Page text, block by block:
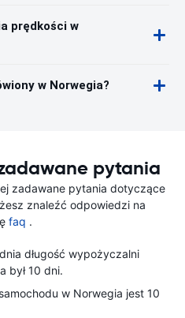
prędkości w
w Norwegia?
pytania
zadawane pytania dotyczące
znaleźć odpowiedzi na
faq .
długość wypożyczalni
był 10 dni.
w Norwegia jest 10